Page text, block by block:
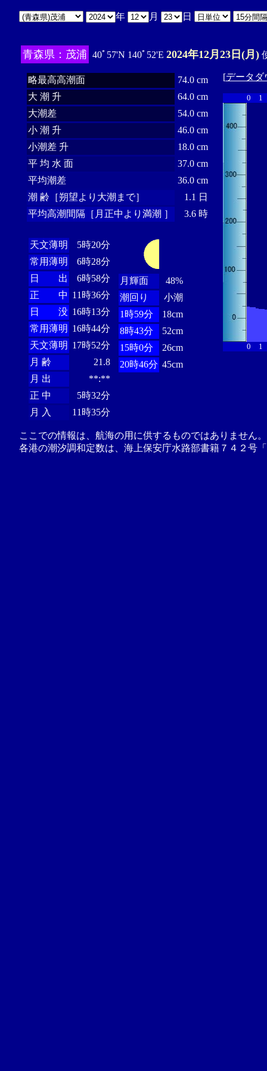
年 月 日
青森県：茂浦 40ﾟ57'N 140ﾟ52'E 2024年12月23日(月)
略最高高潮面
74.0 cm
大 潮 升
64.0 cm
大潮差
54.0 cm
小 潮 升
46.0 cm
小潮差 升
18.0 cm
平 均 水 面
37.0 cm
平均潮差
36.0 cm
潮 齢［朔望より大潮まで］
1.1 日
平均高潮間隔［月正中より満潮 ］
3.6 時
天文薄明
5時20分
常用薄明
6時28分
日 出
6時58分
正 中 11時36分
日 没 16時13分
常用薄明 16時44分
天文薄明 17時52分
月 齢
21.8
月 出
**:**
正 中
5時32分
月 入
11時35分
月輝面
48%
潮回り
小潮
1時59分
18cm
8時43分
52cm
15時0分
26cm
20時46分 45cm
[データダ
0 1
0 1
ここでの情報は、航海の用に供するものではありません
各港の潮汐調和定数は、海上保安庁水路部書籍７４２号